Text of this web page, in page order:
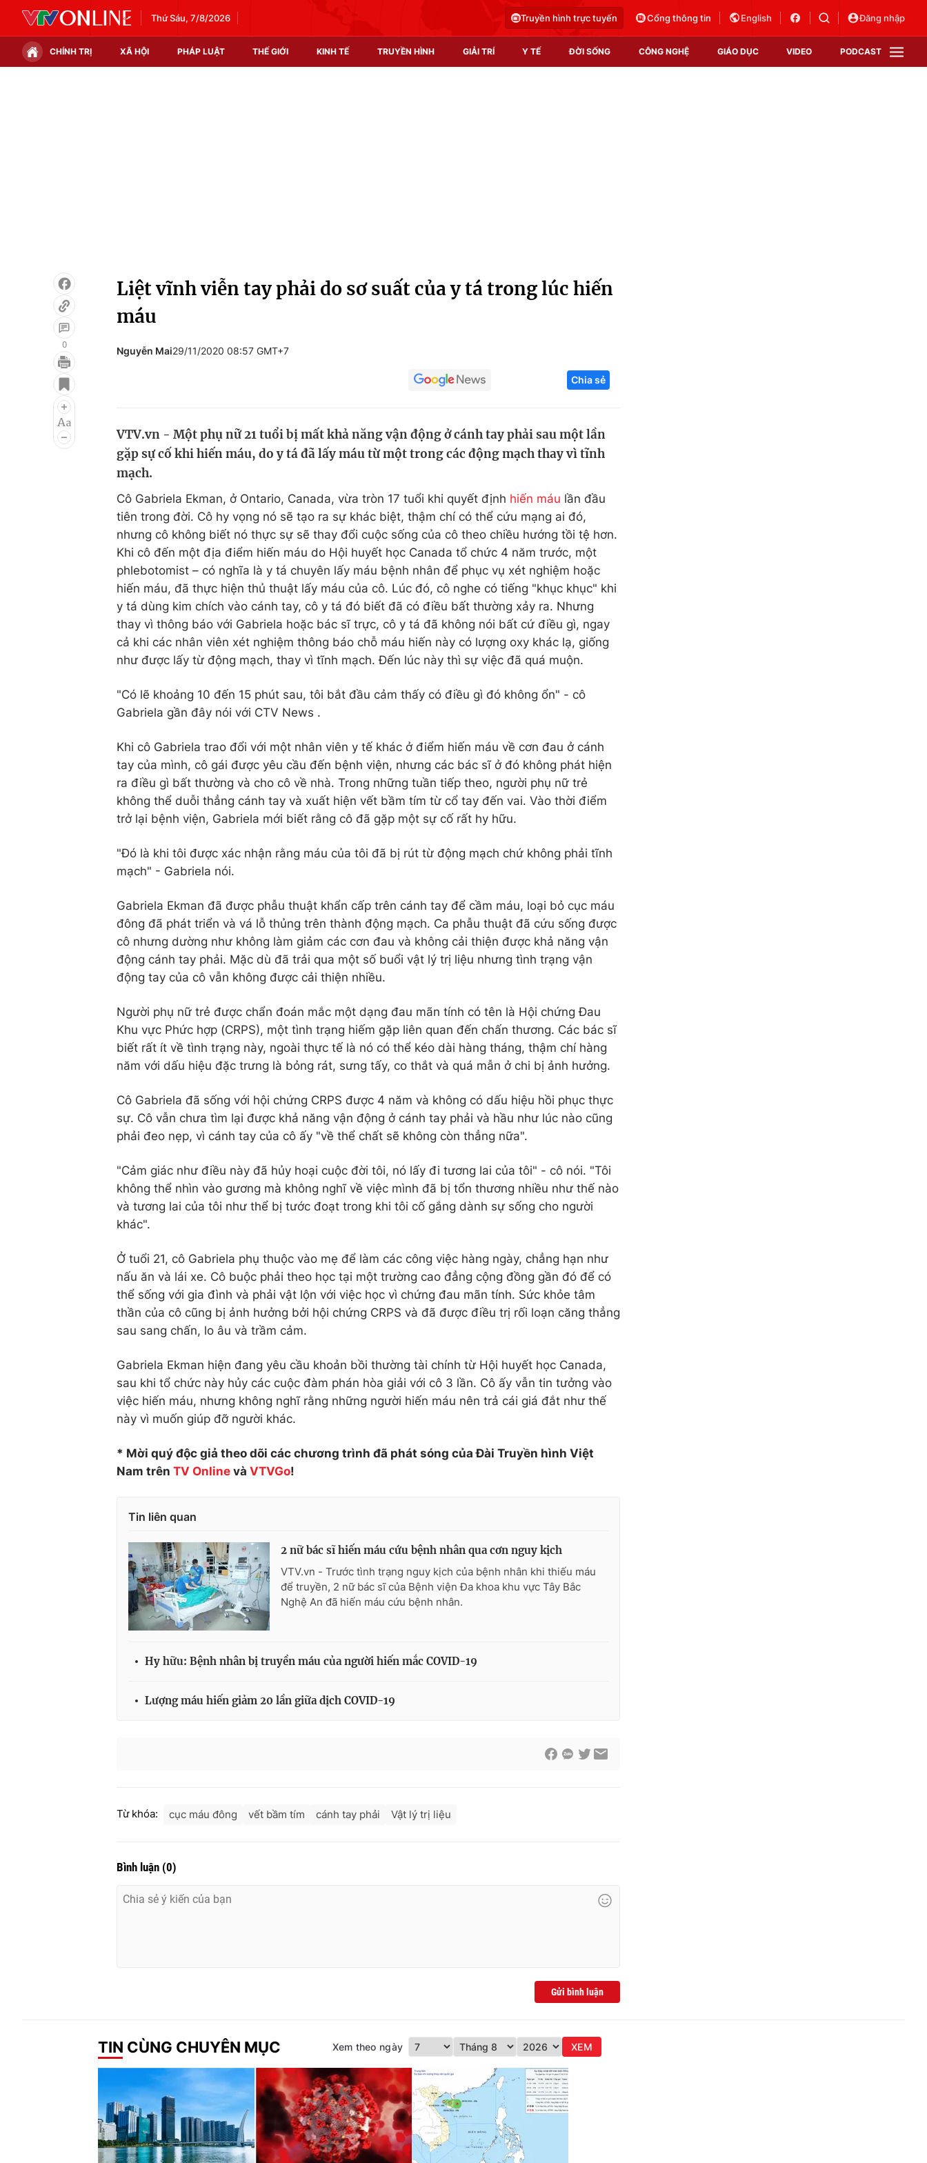
Thứ Sáu, 7/8/2026 Truyền hình trực tuyến Cổng thông tin English Đăng nhập
CHÍNH TRỊ XÃ HỘI PHÁP LUẬT THẾ GIỚI KINH TẾ TRUYỀN HÌNH GIẢI TRÍ Y TẾ ĐỜI SỐNG CÔNG NGHỆ GIÁO DỤC VIDEO PODCAST
Infographic
Điện ảnh
Âm nhạc
Làm đẹp
Chất lượng cuộc sống
Học trực tuyến
Công nghệ
Sản phẩm
Thị trường
0
Liệt vĩnh viễn tay phải do sơ suất của y tá trong lúc hiến
máu
Nguyễn Mai29/11/2020 08:57 GMT+7
Chia sẻ
VTV.vn - Một phụ nữ 21 tuổi bị mất khả năng vận động ở cánh tay phải sau một lần
gặp sự cố khi hiến máu, do y tá đã lấy máu từ một trong các động mạch thay vì tĩnh
mạch.
Cô Gabriela Ekman, ở Ontario, Canada, vừa tròn 17 tuổi khi quyết định hiến máu lần đầu
tiên trong đời. Cô hy vọng nó sẽ tạo ra sự khác biệt, thậm chí có thể cứu mạng ai đó,
nhưng cô không biết nó thực sự sẽ thay đổi cuộc sống của cô theo chiều hướng tồi tệ hơn.
Khi cô đến một địa điểm hiến máu do Hội huyết học Canada tổ chức 4 năm trước, một
phlebotomist – có nghĩa là y tá chuyên lấy máu bệnh nhân để phục vụ xét nghiệm hoặc
hiến máu, đã thực hiện thủ thuật lấy máu của cô. Lúc đó, cô nghe có tiếng "khục khục" khi
y tá dùng kim chích vào cánh tay, cô y tá đó biết đã có điều bất thường xảy ra. Nhưng
thay vì thông báo với Gabriela hoặc bác sĩ trực, cô y tá đã không nói bất cứ điều gì, ngay
cả khi các nhân viên xét nghiệm thông báo chỗ máu hiến này có lượng oxy khác lạ, giống
như được lấy từ động mạch, thay vì tĩnh mạch. Đến lúc này thì sự việc đã quá muộn.
"Có lẽ khoảng 10 đến 15 phút sau, tôi bắt đầu cảm thấy có điều gì đó không ổn" - cô
Gabriela gần đây nói với CTV News .
Khi cô Gabriela trao đổi với một nhân viên y tế khác ở điểm hiến máu về cơn đau ở cánh
tay của mình, cô gái được yêu cầu đến bệnh viện, nhưng các bác sĩ ở đó không phát hiện
ra điều gì bất thường và cho cô về nhà. Trong những tuần tiếp theo, người phụ nữ trẻ
không thể duỗi thẳng cánh tay và xuất hiện vết bầm tím từ cổ tay đến vai. Vào thời điểm
trở lại bệnh viện, Gabriela mới biết rằng cô đã gặp một sự cố rất hy hữu.
"Đó là khi tôi được xác nhận rằng máu của tôi đã bị rút từ động mạch chứ không phải tĩnh
mạch" - Gabriela nói.
Gabriela Ekman đã được phẫu thuật khẩn cấp trên cánh tay để cầm máu, loại bỏ cục máu
đông đã phát triển và vá lỗ thủng trên thành động mạch. Ca phẫu thuật đã cứu sống được
cô nhưng dường như không làm giảm các cơn đau và không cải thiện được khả năng vận
động cánh tay phải. Mặc dù đã trải qua một số buổi vật lý trị liệu nhưng tình trạng vận
động tay của cô vẫn không được cải thiện nhiều.
Người phụ nữ trẻ được chẩn đoán mắc một dạng đau mãn tính có tên là Hội chứng Đau
Khu vực Phức hợp (CRPS), một tình trạng hiếm gặp liên quan đến chấn thương. Các bác sĩ
biết rất ít về tình trạng này, ngoài thực tế là nó có thể kéo dài hàng tháng, thậm chí hàng
năm với dấu hiệu đặc trưng là bỏng rát, sưng tấy, co thắt và quá mẫn ở chi bị ảnh hưởng.
Cô Gabriela đã sống với hội chứng CRPS được 4 năm và không có dấu hiệu hồi phục thực
sự. Cô vẫn chưa tìm lại được khả năng vận động ở cánh tay phải và hầu như lúc nào cũng
phải đeo nẹp, vì cánh tay của cô ấy "về thể chất sẽ không còn thẳng nữa".
"Cảm giác như điều này đã hủy hoại cuộc đời tôi, nó lấy đi tương lai của tôi" - cô nói. "Tôi
không thể nhìn vào gương mà không nghĩ về việc mình đã bị tổn thương nhiều như thế nào
và tương lai của tôi như thể bị tước đoạt trong khi tôi cố gắng dành sự sống cho người
khác".
Ở tuổi 21, cô Gabriela phụ thuộc vào mẹ để làm các công việc hàng ngày, chẳng hạn như
nấu ăn và lái xe. Cô buộc phải theo học tại một trường cao đẳng cộng đồng gần đó để có
thể sống với gia đình và phải vật lộn với việc học vì chứng đau mãn tính. Sức khỏe tâm
thần của cô cũng bị ảnh hưởng bởi hội chứng CRPS và đã được điều trị rối loạn căng thẳng
sau sang chấn, lo âu và trầm cảm.
Gabriela Ekman hiện đang yêu cầu khoản bồi thường tài chính từ Hội huyết học Canada,
sau khi tổ chức này hủy các cuộc đàm phán hòa giải với cô 3 lần. Cô ấy vẫn tin tưởng vào
việc hiến máu, nhưng không nghĩ rằng những người hiến máu nên trả cái giá đắt như thế
này vì muốn giúp đỡ người khác.
* Mời quý độc giả theo dõi các chương trình đã phát sóng của Đài Truyền hình Việt
Nam trên TV Online và VTVGo!
Tin liên quan
2 nữ bác sĩ hiến máu cứu bệnh nhân qua cơn nguy kịch
VTV.vn - Trước tình trạng nguy kịch của bệnh nhân khi thiếu máu
để truyền, 2 nữ bác sĩ của Bệnh viện Đa khoa khu vực Tây Bắc
Nghệ An đã hiến máu cứu bệnh nhân.
Hy hữu: Bệnh nhân bị truyền máu của người hiến mắc COVID-19
Lượng máu hiến giảm 20 lần giữa dịch COVID-19
Từ khóa: cục máu đông vết bầm tím cánh tay phải Vật lý trị liệu
Bình luận (0)
Gửi bình luận
TIN CÙNG CHUYÊN MỤC Xem theo ngày XEM